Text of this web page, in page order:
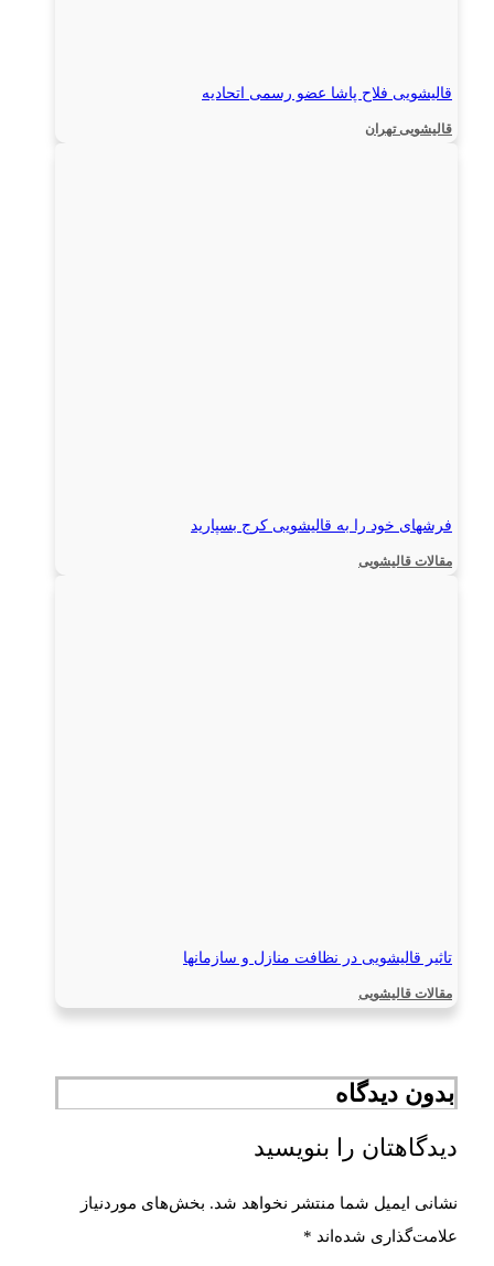
قالیشویی فلاح پاشا عضو رسمی اتحادیه
قالیشویی تهران
فرشهای خود را به قالیشویی کرج بسپارید
مقالات قالیشویی
تاثیر قالیشویی در نظافت منازل و سازمانها
مقالات قالیشویی
بدون دیدگاه
دیدگاهتان را بنویسید
نشانی ایمیل شما منتشر نخواهد شد. بخش‌های موردنیاز
علامت‌گذاری شده‌اند *